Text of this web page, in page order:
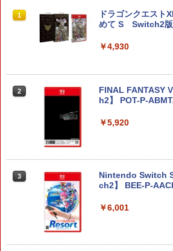
1
ドラゴンクエス
めて S Switch2版
￥4,930
2
FINAL FANTASY
h2】 POT-P-
￥5,920
3
Nintendo Switch
ch2】 BEE-P-
￥6,001